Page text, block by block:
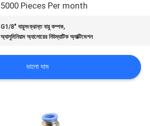
5000 Pieces Per month
G1/8" বায়ুসংক্রান্ত বায়ু কম্পক,
অ্যালুমিনিয়াম অ্যালোয়ের নিউম্যাটিক অ্যাক্টিভেশন
ভালো দাম